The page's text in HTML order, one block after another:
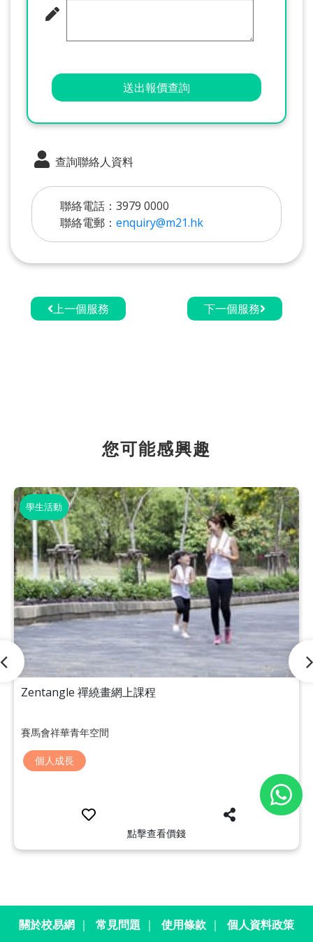
送出報價查詢
查詢聯絡人資料
聯絡電話：3979 0000
聯絡電郵： enquiry@m21.hk
上一個服務 下一個服務
您可能感興趣
學生活動
Zentangle 禪繞畫網上課程
賽馬會祥華青年空間
個人成長
點擊查看價錢
關於校易網 ｜ 常見問題 ｜ 使用條款 ｜ 個人資料政策